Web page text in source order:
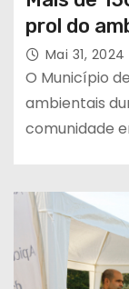
prol do
Mai 31, 2024
O Município
ambientais
comunidade